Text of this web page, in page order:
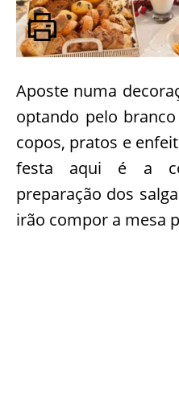
Aposte numa
optando pelo
copos, pratos e
festa aqui é a
preparação dos
irão compor a mesa